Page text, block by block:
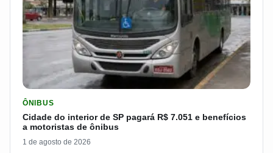
ÔNIBUS
Cidade do interior de SP pagará R$ 7.051 e benefícios
a motoristas de ônibus
1 de agosto de 2026